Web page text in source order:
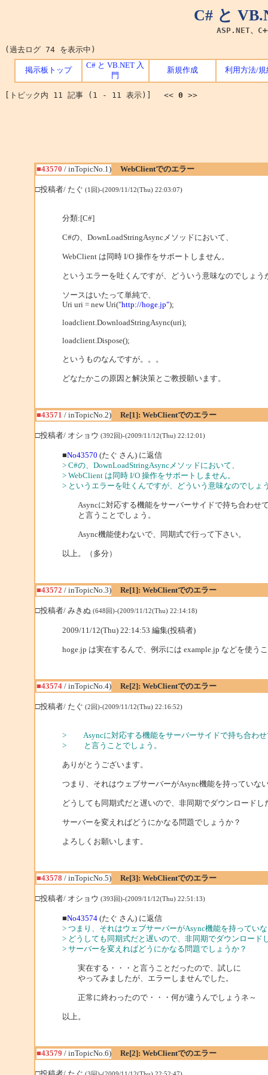
C# と
ASP.NET、
(過去ログ 74 を表示中)
掲示板トップ
C# と VB.NET 入
門
新規作成 利用方法/規
[トピック内 11 記事 (1 - 11 表示)] << 0 >>
■43570 / inTopicNo.1) WebClientでのエラー
□投稿者/ たぐ (1回)-(2009/11/12(Thu) 22:03:07)
分類:[C#]
C#の、DownLoadStringAsyncメソッドにおいて、
WebClient は同時 I/O 操作をサポートしません。
というエラーを吐くんですが、どういう意味なのでしょう
ソースはいたって単純で、
Uri uri = new Uri("http://hoge.jp");
loadclient.DownloadStringAsync(uri);
loadclient.Dispose();
というものなんですが。。。
どなたかこの原因と解決策とご教授願います。
■43571 / inTopicNo.2) Re[1]: WebClientでのエラー
□投稿者/ オショウ (392回)-(2009/11/12(Thu) 22:12:01)
■No43570 (たぐ さん) に返信
> C#の、DownLoadStringAsyncメソッドにおいて、
> WebClient は同時 I/O 操作をサポートしません。
> というエラーを吐くんですが、どういう意味なのでしょ
Asyncに対応する機能をサーバーサイドで持ち合わせ
と言うことでしょう。
Async機能使わないで、同期式で行って下さい。
以上。（多分）
■43572 / inTopicNo.3) Re[1]: WebClientでのエラー
□投稿者/ みきぬ (648回)-(2009/11/12(Thu) 22:14:18)
2009/11/12(Thu) 22:14:53 編集(投稿者)
hoge.jp は実在するんで、例示には example.jp などを使う
■43574/ inTopicNo.4) Re[2]: WebClientでのエラー
□投稿者/ たぐ (2回)-(2009/11/12(Thu) 22:16:52)
> Asyncに対応する機能をサーバーサイドで持ち合わせ
> と言うことでしょう。
ありがとうございます。
つまり、それはウェブサーバーがAsync機能を持っていな
どうしても同期式だと遅いので、非同期でダウンロードし
サーバーを変えればどうにかなる問題でしょうか？
よろしくお願いします。
■43578 / inTopicNo.5) Re[3]: WebClientでのエラー
□投稿者/ オショウ (393回)-(2009/11/12(Thu) 22:51:13)
■No43574(たぐ さん) に返信
> つまり、それはウェブサーバーがAsync機能を持ってい
> どうしても同期式だと遅いので、非同期でダウンロード
> サーバーを変えればどうにかなる問題でしょうか？
実在する・・・と言うことだったので、試しに
やってみましたが、エラーしませんでした。
正常に終わったので・・・何が違うんでしょうネ～
以上。
■43579 / inTopicNo.6) Re[2]: WebClientでのエラー